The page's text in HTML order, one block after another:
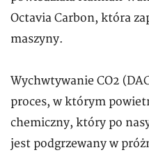
Octavia Carbon, która
maszyny.
Wychwtywanie CO2
proces, w którym
chemiczny, który po
jest podgrzewany w